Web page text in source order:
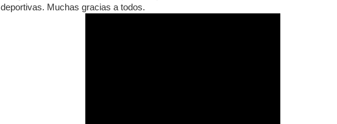
deportivas. Muchas gracias a todos.